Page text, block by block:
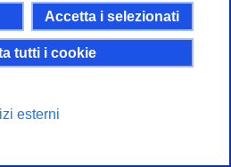
Accetta i selezionati
tutti i cookie
esterni